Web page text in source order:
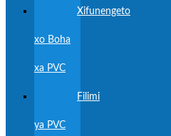
Xifunengeto
xo Boha
xa PVC
Filimi
ya PVC